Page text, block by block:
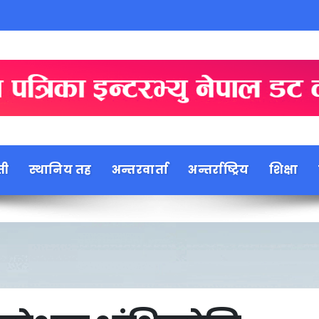
स्थानिय तह अन्तरवार्ता अन्तर्राष्ट्रिय शिक्षा